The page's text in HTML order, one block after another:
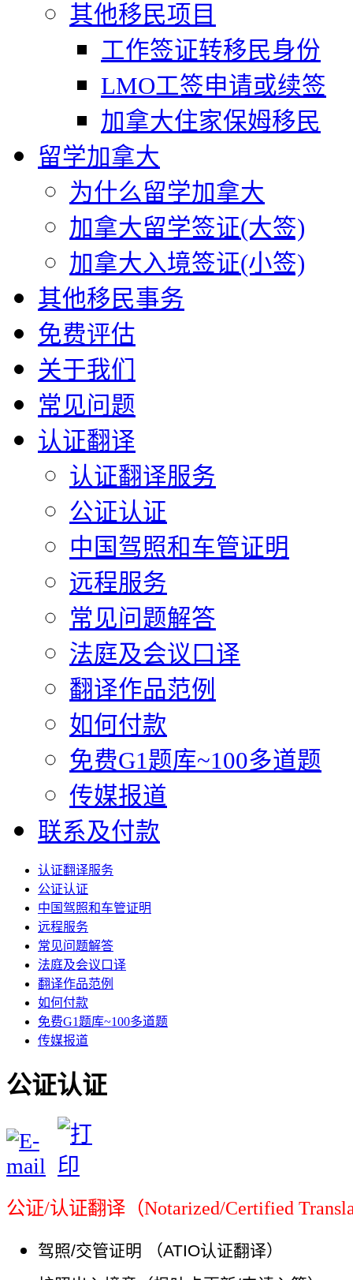
其他移民项目
工作签证转移民身份
LMO工签申请或续签
加拿大住家保姆移民
留学加拿大
为什么留学加拿大
加拿大留学签证(大签)
加拿大入境签证(小签)
其他移民事务
免费评估
关于我们
常见问题
认证翻译
认证翻译服务
公证认证
中国驾照和车管证明
远程服务
常见问题解答
法庭及会议口译
翻译作品范例
如何付款
免费G1题库~100多道题
传媒报道
联系及付款
认证翻译服务
公证认证
中国驾照和车管证明
远程服务
常见问题解答
法庭及会议口译
翻译作品范例
如何付款
免费G1题库~100多道题
传媒报道
公证认证
公证/认证翻译（Notarized/Certified
驾照/交管证明 （ATIO认证翻译）